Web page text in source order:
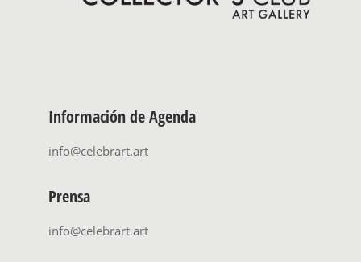
Información de Agenda
info@celebrart.art
Prensa
info@celebrart.art